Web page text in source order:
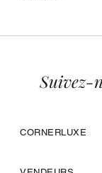
CORNERLUXE
Suivez-